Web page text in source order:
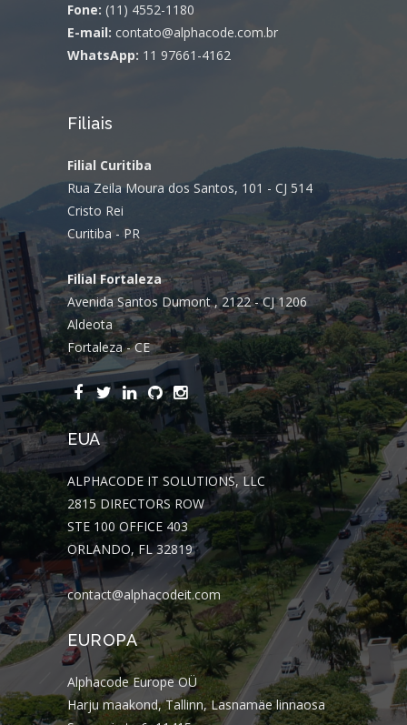
Fone: (11) 4552-1180
E-mail: contato@alphacode.com.br
WhatsApp: 11 97661-4162
Filiais
Filial Curitiba
Rua Zeila Moura dos Santos, 101 - CJ 514
Cristo Rei
Curitiba - PR
Filial Fortaleza
Avenida Santos Dumont , 2122 - CJ 1206
Aldeota
Fortaleza - CE
EUA
ALPHACODE IT SOLUTIONS, LLC
2815 DIRECTORS ROW
STE 100 OFFICE 403
ORLANDO, FL 32819
contact@alphacodeit.com
EUROPA
Alphacode Europe OÜ
Harju maakond, Tallinn, Lasnamäe linnaosa